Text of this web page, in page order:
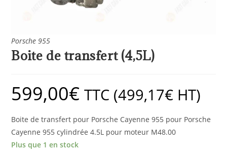
Porsche 955
Boite de transfert (4,5L)
599,00€ TTC (499,17€ HT)
Boite de transfert pour Porsche Cayenne 955 pour Porsche
Cayenne 955 cylindrée 4.5L pour moteur M48.00
Plus que 1 en stock